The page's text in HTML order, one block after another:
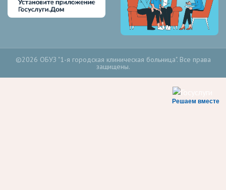
©2026 ОБУЗ "1-я городская клиническая больница". Все права
защищены.
Решаем вместе